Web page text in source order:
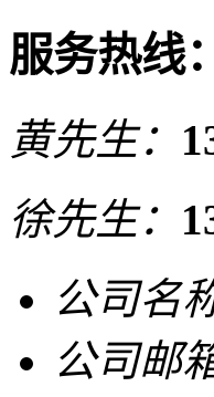
服务热线：
黄先生：
徐先生：
公司名
公司邮